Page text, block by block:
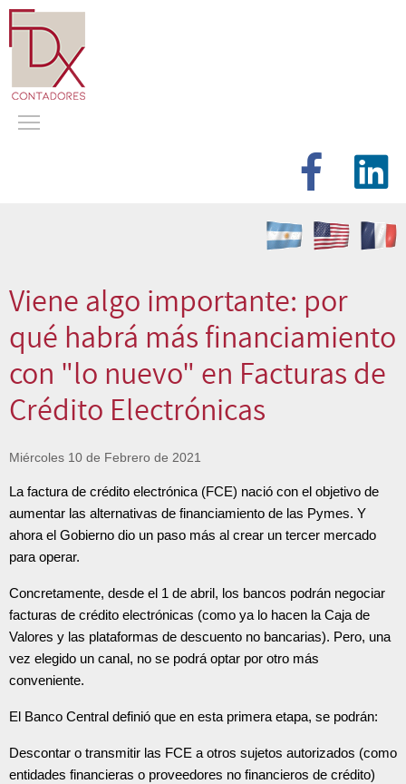
Viene algo importante: por
qué habrá más financiamiento
con "lo nuevo" en Facturas de
Crédito Electrónicas
Miércoles 10 de Febrero de 2021
La factura de crédito electrónica (FCE) nació con el objetivo de
aumentar las alternativas de financiamiento de las Pymes. Y
ahora el Gobierno dio un paso más al crear un tercer mercado
para operar.
Concretamente, desde el 1 de abril, los bancos podrán negociar
facturas de crédito electrónicas (como ya lo hacen la Caja de
Valores y las plataformas de descuento no bancarias). Pero, una
vez elegido un canal, no se podrá optar por otro más
conveniente.
El Banco Central definió que en esta primera etapa, se podrán:
Descontar o transmitir las FCE a otros sujetos autorizados (como
entidades financieras o proveedores no financieros de crédito)